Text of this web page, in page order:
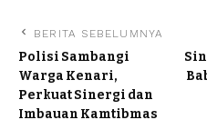
BERITA SEBELUMNYA
Polisi Sambangi
Warga Kenari,
Perkuat Sinergi dan
Imbauan Kamtibmas